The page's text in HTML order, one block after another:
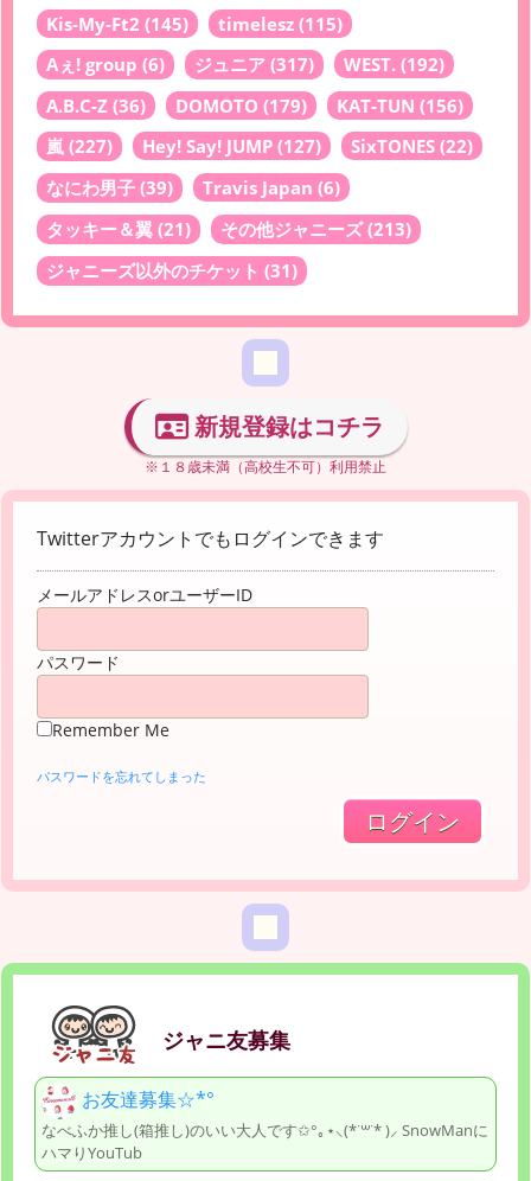
Kis-My-Ft2 (145) timelesz (115)
Aぇ! group (6) ジュニア (317) WEST. (192)
A.B.C-Z (36) DOMOTO (179) KAT-TUN (156)
嵐 (227) Hey! Say! JUMP (127) SixTONES (22)
なにわ男子 (39) Travis Japan (6)
タッキー＆翼 (21) その他ジャニーズ(213)
ジャニーズ以外のチケット (31)
新規登録はコチラ
※１８歳未満（高校生不可）利用禁止
Twitterアカウントでもログインできます
メールアドレスorユーザーID
パスワード
Remember Me
パスワードを忘れてしまった
ジャニ友募集
お友達募集☆*°
なべふか推し(箱推し)のいい大人です✩°｡⋆⸜(*˙꒳˙* )⸝ SnowManに
ハマりYouTub